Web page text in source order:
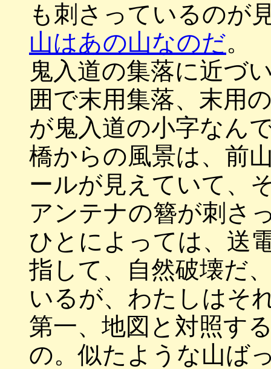
も刺さっているのが
山はあの山なのだ。
鬼入道の集落に近づ
囲で末用集落、末用
が鬼入道の小字なん
橋からの風景は、前
ールが見えていて、
アンテナの簪が刺さ
ひとによっては、送
指して、自然破壊だ
いるが、わたしはそ
第一、地図と対照す
の。似たような山ば